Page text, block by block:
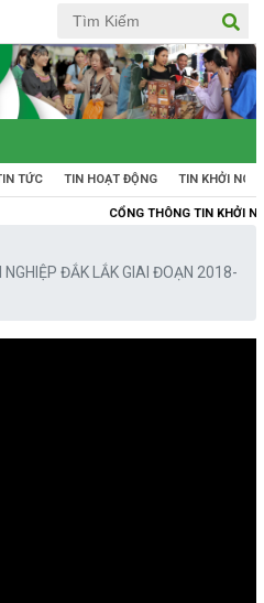
TỨC TIN HOẠT ĐỘNG TIN KHỞI
CỔNG THÔNG TIN KHỞI NGHIỆP ĐỔI MỚI
NGHIỆP ĐẮK LẮK GIAI ĐOẠN 2018-